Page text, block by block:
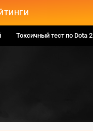
Токсичный тест по Dota 2